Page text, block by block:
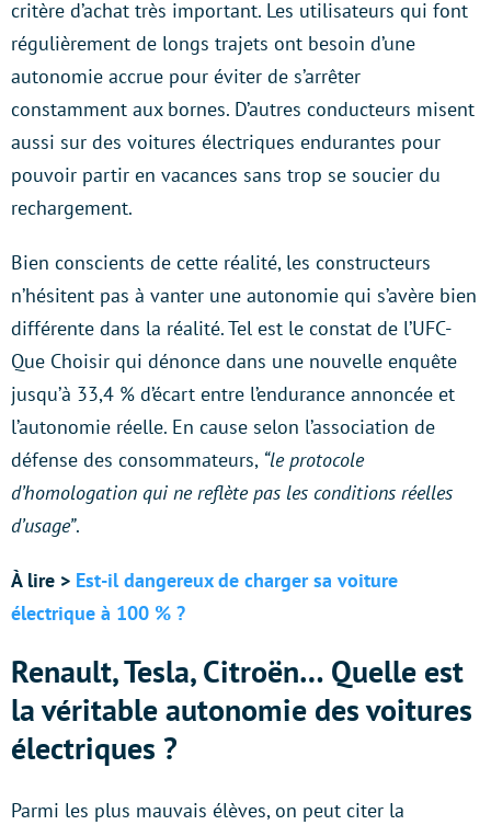
critère d’achat très important. Les utilisateurs qui font
régulièrement de longs trajets ont besoin d’une
autonomie accrue pour éviter de s’arrêter
constamment aux bornes. D’autres conducteurs misent
aussi sur des voitures électriques endurantes pour
pouvoir partir en vacances sans trop se soucier du
rechargement.
Bien conscients de cette réalité, les constructeurs
n’hésitent pas à vanter une autonomie qui s’avère bien
différente dans la réalité. Tel est le constat de l’UFC-
Que Choisir qui dénonce dans une nouvelle enquête
jusqu’à 33,4 % d’écart entre l’endurance annoncée et
l’autonomie réelle. En cause selon l’association de
défense des consommateurs, “le protocole
d’homologation qui ne reflète pas les conditions réelles
d’usage”.
À lire > Est-il dangereux de charger sa voiture
électrique à 100 % ?
Renault, Tesla, Citroën… Quelle est
la véritable autonomie des voitures
électriques ?
Parmi les plus mauvais élèves, on peut citer la